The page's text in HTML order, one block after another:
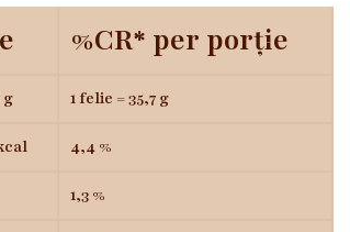
%CR* per porție
g 1 felie = 35,7 g
4,4 %
1,3 %